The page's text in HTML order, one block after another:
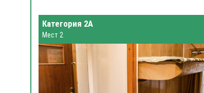
Категория 2А
Мест 2